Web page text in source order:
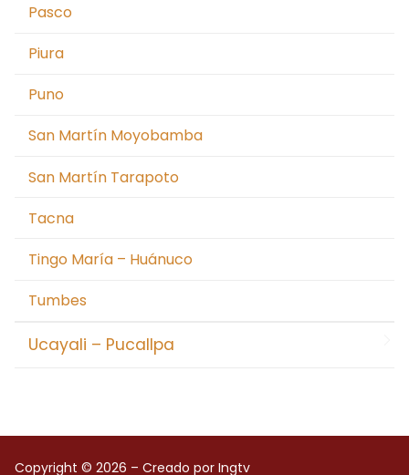
Pasco
Piura
Puno
San Martín Moyobamba
San Martín Tarapoto
Tacna
Tingo María – Huánuco
Tumbes
Ucayali – Pucallpa
Copyright © 2026 – Creado por Ingtv